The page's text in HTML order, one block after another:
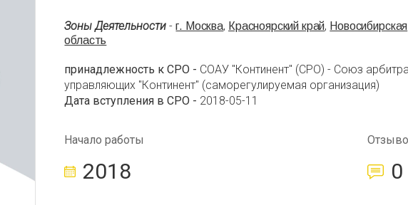
Зоны Деятельности -г. Москва, Красноярский край, Новосибирская
область
принадлежность к СРО - СОАУ "Континент" (СРО) - Союз
управляющих "Континент" (саморегулируемая организация)
Дата вступления в СРО - 2018-05-11
Начало работы
2018 0